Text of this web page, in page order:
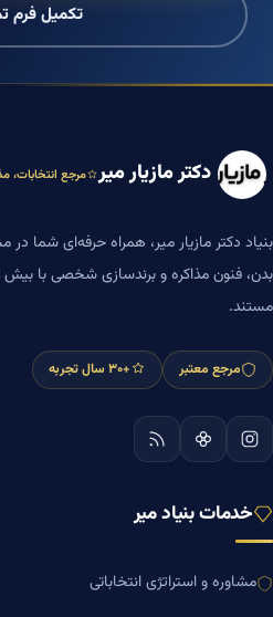
تکمیل فرم
دکتر مازیار میر مرجع انتخابات،
بنیاد دکتر مازیار میر، همراه حرفه‌ای شما در
مستند.
مرجع معتبر +۳۰ سال تجربه
خدمات بنیاد میر
مشاوره و استراتژی انتخاباتی